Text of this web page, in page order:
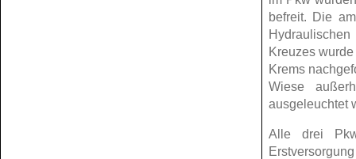
befreit. Die
Kreuzes
Krems
Wiese
ausgeleuchtet
Alle drei